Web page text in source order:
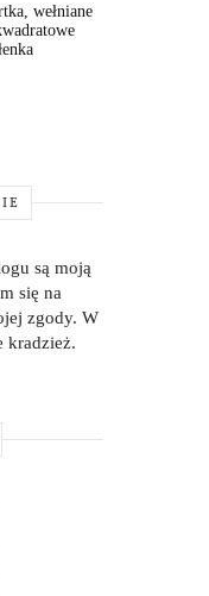
wełniane
są moją
się na
zgody. W
kradzież.